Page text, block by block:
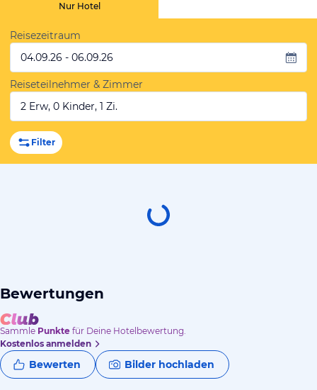
Nur Hotel
Reisezeitraum
04.09.26 - 06.09.26
Reiseteilnehmer & Zimmer
2 Erw, 0 Kinder, 1 Zi.
Filter
Bewertungen
Sammle Punkte für Deine Hotelbewertung.
Kostenlos anmelden
Bewerten Bilder hochladen